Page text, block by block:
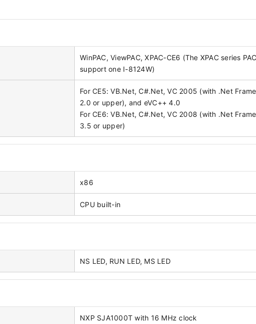
WinPAC, ViewPAC, XPAC-CE6 (The XPAC series
support one I-8124W)
For CE5: VB.Net, C#.Net, VC 2005 (with .Net
2.0 or upper), and eVC++ 4.0
For CE6: VB.Net, C#.Net, VC 2008 (with .Net
3.5 or upper)
x86
CPU built-in
NS LED, RUN LED, MS LED
NXP SJA1000T with 16 MHz clock